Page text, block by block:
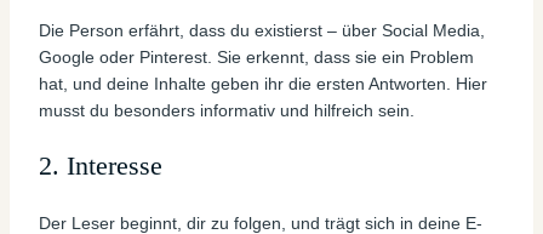
Die Person erfährt, dass du existierst – über Social Media,
Google oder Pinterest. Sie erkennt, dass sie ein Problem
hat, und deine Inhalte geben ihr die ersten Antworten. Hier
musst du besonders informativ und hilfreich sein.
2. Interesse
Der Leser beginnt, dir zu folgen, und trägt sich in deine E-